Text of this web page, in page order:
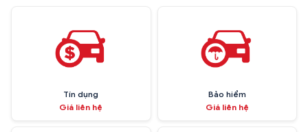
Tín dụng
Giá liên hệ
Bảo hiểm
Giá liên hệ